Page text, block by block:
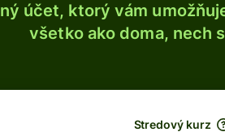
účet, ktorý vám
všetko ako doma, nech
Stredový kurz